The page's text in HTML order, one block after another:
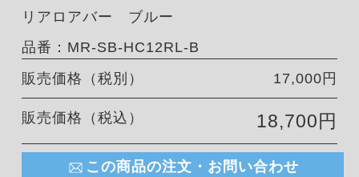
リアロアバー ブルー
品番：MR-SB-HC12RL-B
販売価格（税別）
17,000円
販売価格（税込） 18,700円
この商品の注文・お問い合わせ